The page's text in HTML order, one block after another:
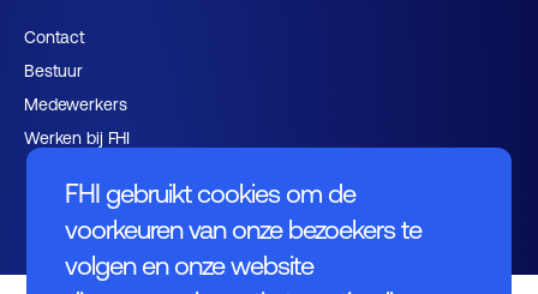
FHI gebruikt cookies om de
voorkeuren van onze bezoekers te
volgen en onze website
Contact
Bestuur
Medewerkers
Werken bij FHI